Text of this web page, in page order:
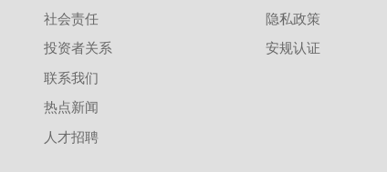
社会责任
投资者关系
联系我们
热点新闻
人才招聘
隐私政策
安规认证